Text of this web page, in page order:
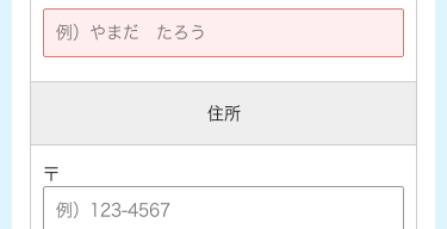
住所
〒